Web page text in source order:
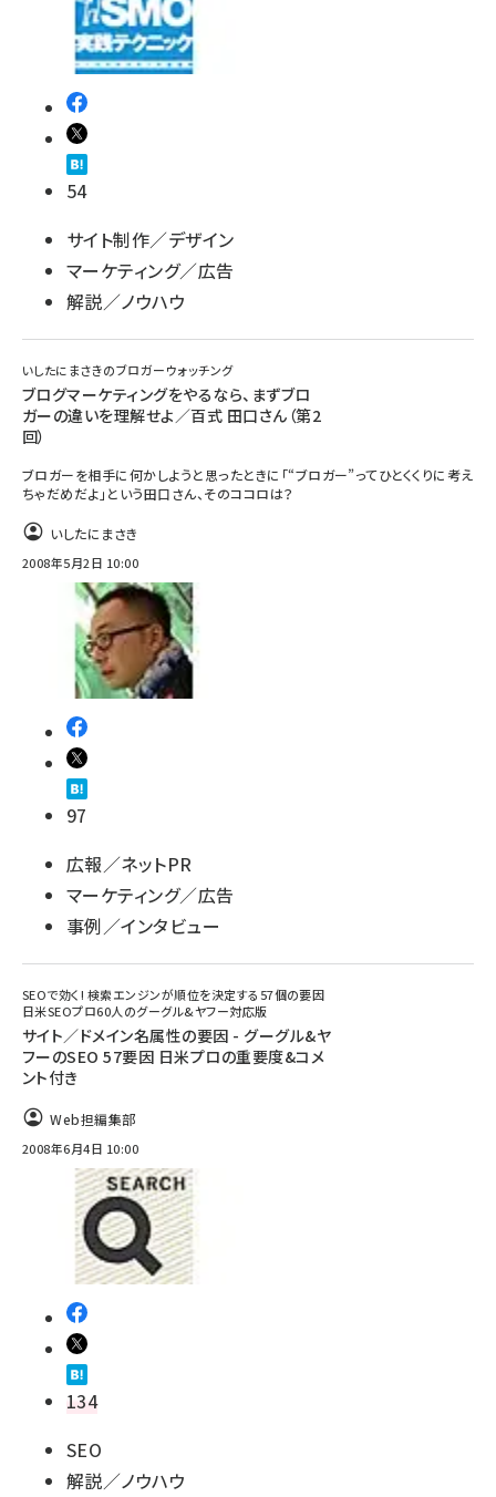
54
サイト制作／デザイン
マーケティング／広告
解説／ノウハウ
いしたにまさきのブロガーウォッチング
ブログマーケティングをやるなら、まずブロ
ガーの違いを理解せよ／百式 田口さん（第2
回）
ブロガーを相手に何かしようと思ったときに「“ブロガー”ってひとくくりに考え
ちゃだめだよ」という田口さん、そのココロは？
いしたにまさき
2008年5月2日 10:00
97
広報／ネットPR
マーケティング／広告
事例／インタビュー
SEOで効く! 検索エンジンが順位を決定する57個の要因
日米SEOプロ60人のグーグル&ヤフー対応版
サイト／ドメイン名属性の要因 - グーグル&ヤ
フーのSEO 57要因 日米プロの重要度&コメ
ント付き
Web担編集部
2008年6月4日 10:00
134
SEO
解説／ノウハウ